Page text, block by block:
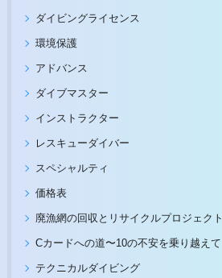
ダイビングライセンス
環境保護
アドバンス
ダイブマスター
インストラクター
レスキューダイバー
スペシャルティ
価格表
廃漁網の回収とリサイクルプロジェクト
Cカードへの道〜10の不安を乗り越えて
テクニカルダイビング